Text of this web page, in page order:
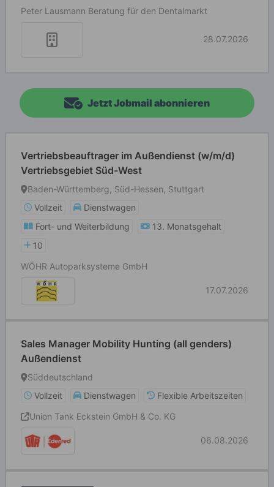
Peter Lausmann Beratung für den Dentalmarkt
28.07.2026
Jetzt Jobmail abonnieren
Vertriebsbeauftrager im Außendienst (w/m/d)
Vertriebsgebiet Süd-West
Baden-Württemberg, Süd-Hessen, Stuttgart
Vollzeit
Dienstwagen
Fort- und Weiterbildung
13. Monatsgehalt
10
WÖHR Autoparksysteme GmbH
17.07.2026
Sales Manager Mobility Hunting (all genders)
Außendienst
Süddeutschland
Vollzeit
Dienstwagen
Flexible Arbeitszeiten
Union Tank Eckstein GmbH & Co. KG
06.08.2026